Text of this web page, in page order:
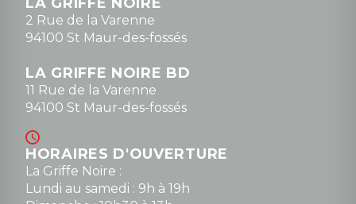
2 Rue de la Varenne
94100 St Maur-des-fossés
LA GRIFFE NOIRE BD
11 Rue de la Varenne
94100 St Maur-des-fossés
HORAIRES D'OUVERTURE
La Griffe Noire :
Lundi au samedi : 9h à 19h